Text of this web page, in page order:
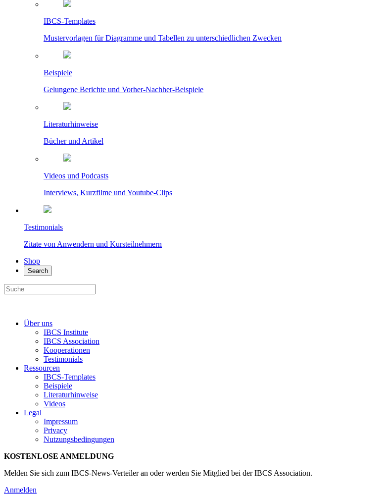
IBCS-Templates
Mustervorlagen für Diagramme und Tabellen zu unterschiedlichen Zwecken
Beispiele
Gelungene Berichte und Vorher-Nachher-Beispiele
Literaturhinweise
Bücher und Artikel
Videos und Podcasts
Interviews, Kurzfilme und Youtube-Clips
Testimonials
Zitate von Anwendern und Kursteilnehmern
Shop
Search
Über uns
IBCS Institute
IBCS Association
Kooperationen
Testimonials
Ressourcen
IBCS-Templates
Beispiele
Literaturhinweise
Videos
Legal
Impressum
Privacy
Nutzungsbedingungen
KOSTENLOSE ANMELDUNG
Melden Sie sich zum IBCS-News-Verteiler an oder werden Sie Mitglied bei der IBCS Association.
Anmelden